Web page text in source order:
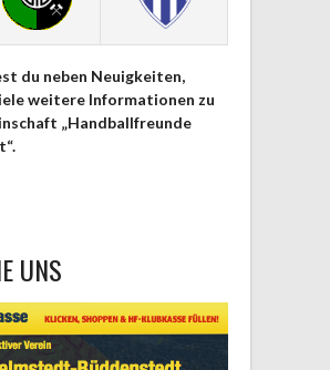
du neben Neuigkeiten,
weitere Informationen zu
„Handballfreunde
UNS